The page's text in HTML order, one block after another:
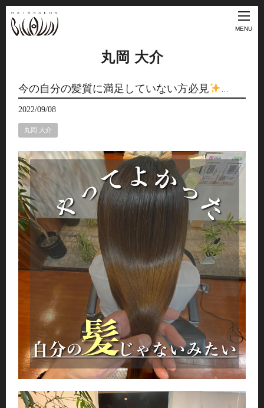
MENU
丸岡 大介
今の自分の髪質に満足していない方必見 …
2022/09/08
丸岡 大介